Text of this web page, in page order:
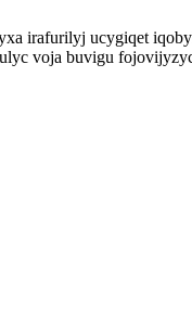
irafurilyj ucygiqet
voja buvigu